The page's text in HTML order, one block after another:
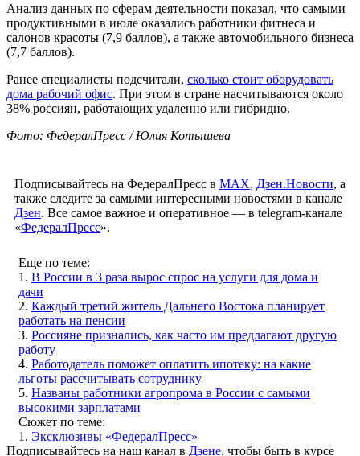
Анализ данных по сферам деятельности показал, что самыми
продуктивными в июле оказались работники фитнеса и
салонов красоты (7,9 баллов), а также автомобильного бизнеса
(7,7 баллов).
Ранее специалисты подсчитали, сколько стоит оборудовать
дома рабочий офис. При этом в стране насчитываются около
38% россиян, работающих удаленно или гибридно.
Фото: ФедералПресс / Юлия Котышева
Подписывайтесь на ФедералПресс в МАХ, Дзен.Новости, а
также следите за самыми интересными новостями в канале
Дзен. Все самое важное и оперативное — в telegram-канале
«ФедералПресс».
Еще по теме:
1. В России в 3 раза вырос спрос на услуги для дома и
дачи
2. Каждый третий житель Дальнего Востока планирует
работать на пенсии
3. Россияне признались, как часто им предлагают другую
работу
4. Работодатель поможет оплатить ипотеку: на какие
льготы рассчитывать сотруднику
5. Названы работники агропрома в России с самыми
высокими зарплатами
Сюжет по теме:
1. Эксклюзивы «ФедералПресс»
Подписывайтесь на наш канал в Дзене, чтобы быть в курсе